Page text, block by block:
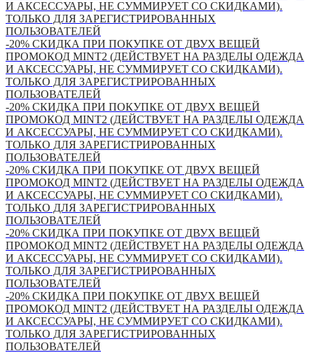
И АКСЕССУАРЫ, НЕ СУММИРУЕТ СО СКИДКАМИ).
ТОЛЬКО ДЛЯ ЗАРЕГИСТРИРОВАННЫХ
ПОЛЬЗОВАТЕЛЕЙ
-20% СКИДКА ПРИ ПОКУПКЕ ОТ ДВУХ ВЕЩЕЙ
ПРОМОКОД MINT2 (ДЕЙСТВУЕТ НА РАЗДЕЛЫ ОДЕЖДА
И АКСЕССУАРЫ, НЕ СУММИРУЕТ СО СКИДКАМИ).
ТОЛЬКО ДЛЯ ЗАРЕГИСТРИРОВАННЫХ
ПОЛЬЗОВАТЕЛЕЙ
-20% СКИДКА ПРИ ПОКУПКЕ ОТ ДВУХ ВЕЩЕЙ
ПРОМОКОД MINT2 (ДЕЙСТВУЕТ НА РАЗДЕЛЫ ОДЕЖДА
И АКСЕССУАРЫ, НЕ СУММИРУЕТ СО СКИДКАМИ).
ТОЛЬКО ДЛЯ ЗАРЕГИСТРИРОВАННЫХ
ПОЛЬЗОВАТЕЛЕЙ
-20% СКИДКА ПРИ ПОКУПКЕ ОТ ДВУХ ВЕЩЕЙ
ПРОМОКОД MINT2 (ДЕЙСТВУЕТ НА РАЗДЕЛЫ ОДЕЖДА
И АКСЕССУАРЫ, НЕ СУММИРУЕТ СО СКИДКАМИ).
ТОЛЬКО ДЛЯ ЗАРЕГИСТРИРОВАННЫХ
ПОЛЬЗОВАТЕЛЕЙ
-20% СКИДКА ПРИ ПОКУПКЕ ОТ ДВУХ ВЕЩЕЙ
ПРОМОКОД MINT2 (ДЕЙСТВУЕТ НА РАЗДЕЛЫ ОДЕЖДА
И АКСЕССУАРЫ, НЕ СУММИРУЕТ СО СКИДКАМИ).
ТОЛЬКО ДЛЯ ЗАРЕГИСТРИРОВАННЫХ
ПОЛЬЗОВАТЕЛЕЙ
-20% СКИДКА ПРИ ПОКУПКЕ ОТ ДВУХ ВЕЩЕЙ
ПРОМОКОД MINT2 (ДЕЙСТВУЕТ НА РАЗДЕЛЫ ОДЕЖДА
И АКСЕССУАРЫ, НЕ СУММИРУЕТ СО СКИДКАМИ).
ТОЛЬКО ДЛЯ ЗАРЕГИСТРИРОВАННЫХ
ПОЛЬЗОВАТЕЛЕЙ